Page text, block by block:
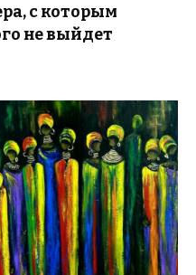
с которым
не выйдет